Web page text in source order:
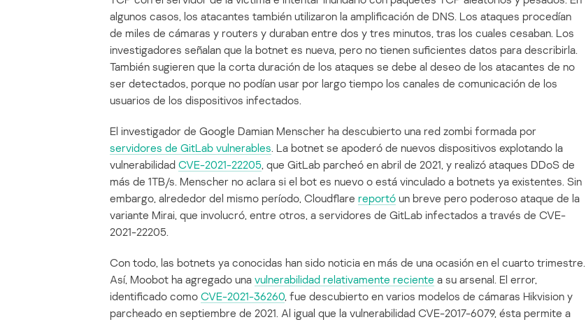
algunos casos, los atacantes también utilizaron la amplificación de DNS. Los ataques procedían
de miles de cámaras y routers y duraban entre dos y tres minutos, tras los cuales cesaban. Los
investigadores señalan que la botnet es nueva, pero no tienen suficientes datos para describirla.
También sugieren que la corta duración de los ataques se debe al deseo de los atacantes de no
ser detectados, porque no podían usar por largo tiempo los canales de comunicación de los
usuarios de los dispositivos infectados.
El investigador de Google Damian Menscher ha descubierto una red zombi formada por
servidores de GitLab vulnerables. La botnet se apoderó de nuevos dispositivos explotando la
vulnerabilidad CVE-2021-22205, que GitLab parcheó en abril de 2021, y realizó ataques DDoS de
más de 1TB/s. Menscher no aclara si el bot es nuevo o está vinculado a botnets ya existentes. Sin
embargo, alrededor del mismo período, Cloudflare reportó un breve pero poderoso ataque de la
variante Mirai, que involucró, entre otros, a servidores de GitLab infectados a través de CVE-
2021-22205.
Con todo, las botnets ya conocidas han sido noticia en más de una ocasión en el cuarto trimestre.
Así, Moobot ha agregado una vulnerabilidad relativamente reciente a su arsenal. El error,
identificado como CVE-2021-36260, fue descubierto en varios modelos de cámaras Hikvision y
parcheado en septiembre de 2021. Al igual que la vulnerabilidad CVE-2017-6079, ésta permite a